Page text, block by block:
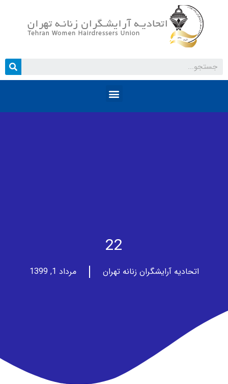
22
اتحادیه آرایشگران زنانه تهران مرداد 1, 1399